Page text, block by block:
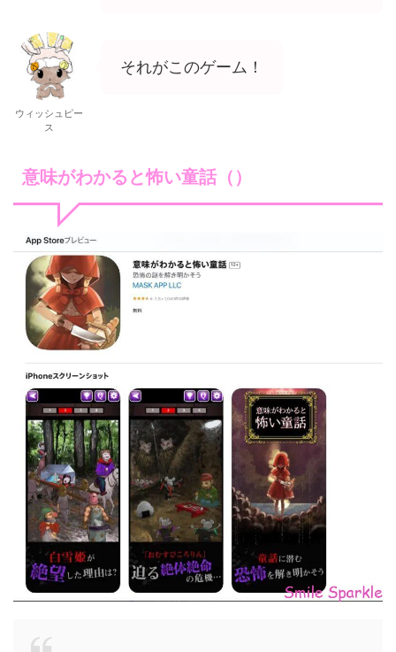
ウィッシュピー
ス
それがこのゲーム！
意味がわかると怖い童話（）